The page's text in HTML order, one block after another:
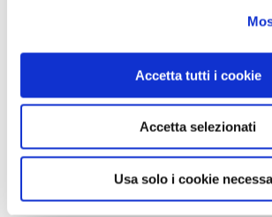
Accetta tutti i cookie
Accetta selezionati
Usa solo i cookie